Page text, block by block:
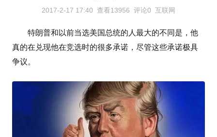
2017-2-17 17:40 查看13956 评论0 互联网
特朗普和以前当选美国总统的人最大的不同是，他
真的在兑现他在竞选时的很多承诺，尽管这些承诺极具
争议。